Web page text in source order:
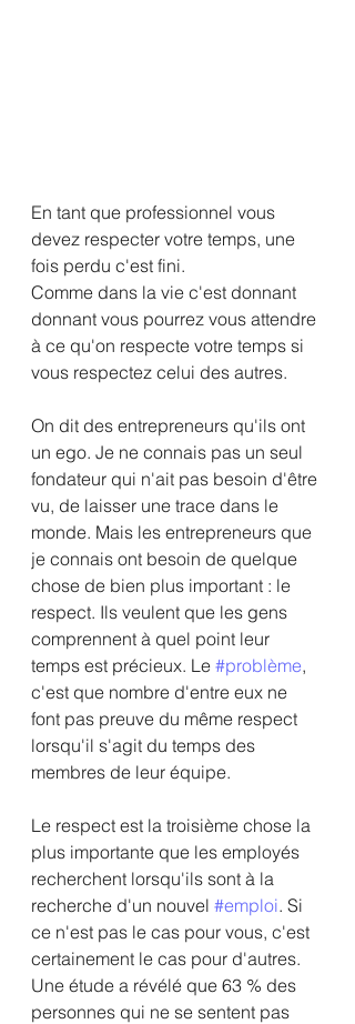
En tant que professionnel vous
devez respecter votre temps, une
fois perdu c'est fini.
Comme dans la vie c'est donnant
donnant vous pourrez vous attendre
à ce qu'on respecte votre temps si
vous respectez celui des autres.
On dit des entrepreneurs qu'ils ont
un ego. Je ne connais pas un seul
fondateur qui n'ait pas besoin d'être
vu, de laisser une trace dans le
monde. Mais les entrepreneurs que
je connais ont besoin de quelque
chose de bien plus important : le
respect. Ils veulent que les gens
comprennent à quel point leur
temps est précieux. Le #problème,
c'est que nombre d'entre eux ne
font pas preuve du même respect
lorsqu'il s'agit du temps des
membres de leur équipe.
Le respect est la troisième chose la
plus importante que les employés
recherchent lorsqu'ils sont à la
recherche d'un nouvel #emploi. Si
ce n'est pas le cas pour vous, c'est
certainement le cas pour d'autres.
Une étude a révélé que 63 % des
personnes qui ne se sentent pas